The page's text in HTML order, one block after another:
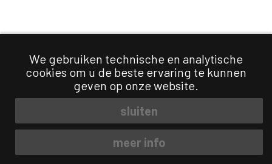
We gebruiken technische en analytische
cookies om u de beste ervaring te kunnen
geven op onze website.
sluiten
meer info